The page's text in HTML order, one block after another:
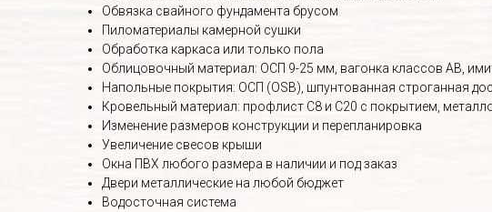
Обвязка свайного фундамента брусом
Пиломатериалы камерной сушки
Обработка каркаса или только пола
Облицовочный материал: ОСП 9-25 мм, вагонка классов АВ,
Напольные покрытия: ОСП (OSB), шпунтованная строганная
Кровельный материал: профлист С8 и С20 с покрытием,
Изменение размеров конструкции и перепланировка
Увеличение свесов крыши
Окна ПВХ любого размера в наличии и под заказ
Двери металлические на любой бюджет
Водосточная система